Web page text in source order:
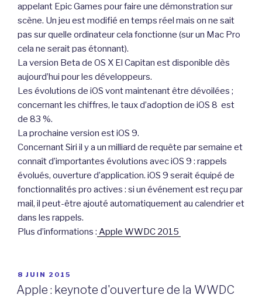
appelant Epic Games pour faire une démonstration sur
scène. Un jeu est modifié en temps réel mais on ne sait
pas sur quelle ordinateur cela fonctionne (sur un Mac Pro
cela ne serait pas étonnant).
La version Beta de OS X El Capitan est disponible dès
aujourd’hui pour les développeurs.
Les évolutions de iOS vont maintenant être dévoilées ;
concernant les chiffres, le taux d’adoption de iOS 8 est
de 83 %.
La prochaine version est iOS 9.
Concernant Siri il y a un milliard de requête par semaine et
connaît d’importantes évolutions avec iOS 9 : rappels
évolués, ouverture d’application. iOS 9 serait équipé de
fonctionnalités pro actives : si un événement est reçu par
mail, il peut-être ajouté automatiquement au calendrier et
dans les rappels.
Plus d’informations : Apple WWDC 2015
PUBLIÉ
LE
8 JUIN 2015
Apple : keynote d'ouverture de la WWDC